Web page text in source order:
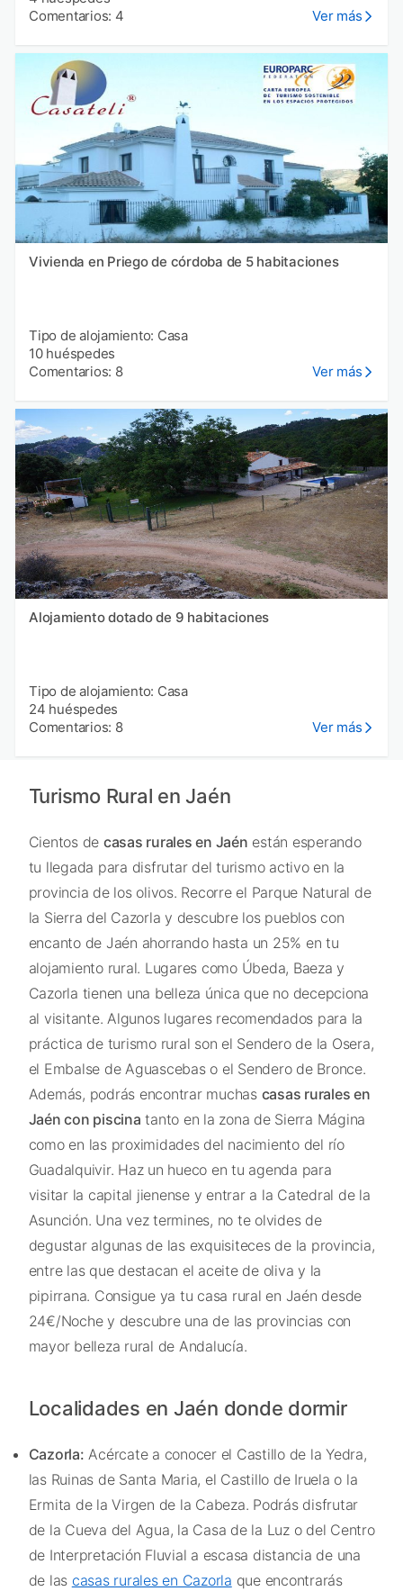
Comentarios: 4
Ver más
Vivienda en Priego de córdoba de 5 habitaciones
Tipo de alojamiento: Casa
10 huéspedes
Comentarios: 8
Ver más
Alojamiento dotado de 9 habitaciones
Tipo de alojamiento: Casa
24 huéspedes
Comentarios: 8
Ver más
Turismo Rural en Jaén
Cientos de casas rurales en Jaén están esperando
tu llegada para disfrutar del turismo activo en la
provincia de los olivos. Recorre el Parque Natural de
la Sierra del Cazorla y descubre los pueblos con
encanto de Jaén ahorrando hasta un 25% en tu
alojamiento rural. Lugares como Úbeda, Baeza y
Cazorla tienen una belleza única que no decepciona
al visitante. Algunos lugares recomendados para la
práctica de turismo rural son el Sendero de la Osera,
el Embalse de Aguascebas o el Sendero de Bronce.
Además, podrás encontrar muchas casas rurales en
Jaén con piscina tanto en la zona de Sierra Mágina
como en las proximidades del nacimiento del río
Guadalquivir. Haz un hueco en tu agenda para
visitar la capital jienense y entrar a la Catedral de la
Asunción. Una vez termines, no te olvides de
degustar algunas de las exquisiteces de la provincia,
entre las que destacan el aceite de oliva y la
pipirrana. Consigue ya tu casa rural en Jaén desde
24€/Noche y descubre una de las provincias con
mayor belleza rural de Andalucía.
Localidades en Jaén donde dormir
Cazorla: Acércate a conocer el Castillo de la Yedra,
las Ruinas de Santa Maria, el Castillo de Iruela o la
Ermita de la Virgen de la Cabeza. Podrás disfrutar
de la Cueva del Agua, la Casa de la Luz o del Centro
de Interpretación Fluvial a escasa distancia de una
de las casas rurales en Cazorla que encontrarás